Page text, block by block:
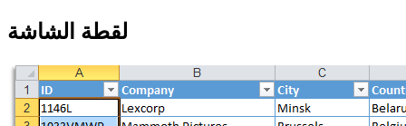
لقطة الشاشة